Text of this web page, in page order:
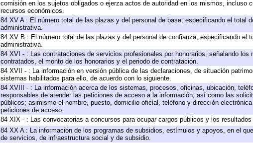
comisión en los sujetos obligados o ejerza actos de autoridad en los mismos, incluso
recursos económicos.
84 XV A : El número total de las plazas y del personal de base, especificando el total
administrativa.
84 XV B : El número total de las plazas y del personal de confianza, especificando el
administrativa.
84 XVI - : Las contrataciones de servicios profesionales por honorarios, señalando
contratados, el monto de los honorarios y el periodo de contratación.
84 XVII - : La información en versión pública de las declaraciones, de situación
sistemas habilitados para ello, de acuerdo con lo siguiente.
84 XVIII - : La información acerca de los sistemas, procesos, oficinas, ubicación,
responsables de atender las peticiones de acceso a la información, así como las
públicos; asimismo el nombre, puesto, domicilio oficial, teléfono y dirección
peticiones de acceso
84 XIX - : Las convocatorias a concursos para ocupar cargos públicos y los
84 XX A : La información de los programas de subsidios, estímulos y apoyos, en el
de servicios, de infraestructura social y de subsidio.